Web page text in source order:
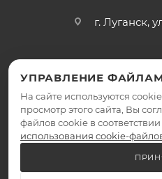
г. Луганск,
2026 © КляксаОпт -
УПРАВЛЕНИЕ
На сайте используются
просмотр этого сайта, Вы
файлов cookie в соответствии
использования cookie-